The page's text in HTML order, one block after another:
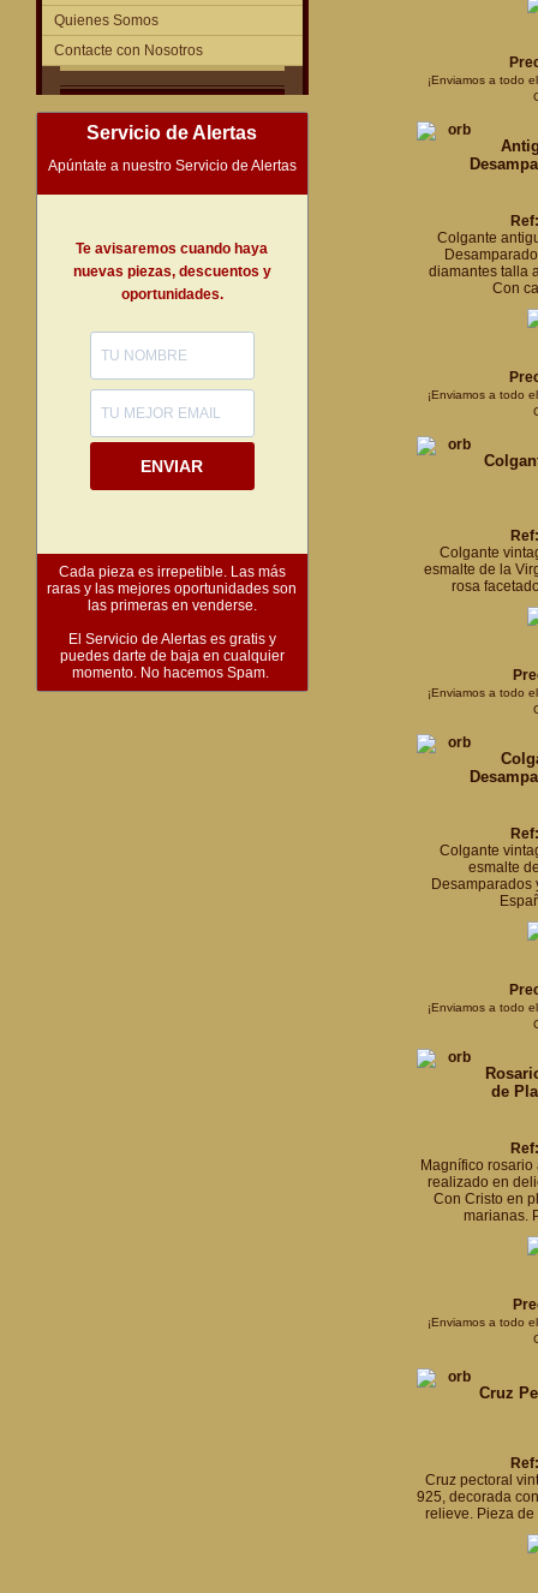
Quienes Somos
Contacte con Nosotros
Servicio de Alertas
Apúntate a nuestro Servicio de Alertas
Te avisaremos cuando haya
nuevas piezas, descuentos y
oportunidades.
ENVIAR
Cada pieza es irrepetible. Las más
raras y las mejores oportunidades son
las primeras en venderse.
El Servicio de Alertas es gratis y
puedes darte de baja en cualquier
momento. No hacemos Spam.
¡Enviamos a todo
Colgante
diamantes talla
Con
¡Enviamos a todo
Colgante
esmalte de la
rosa
¡Enviamos a todo
Colgante
esmalte
Desamparados
¡Enviamos a todo
de
Magnífico
realizado en
Con Cristo en
marianas.
¡Enviamos a todo
Cruz
Cruz pectoral
925, decorada
relieve. Pieza